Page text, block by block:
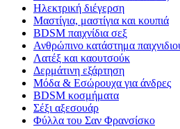
Ηλεκτρική διέγερση
Μαστίγια, μαστίγια και κουπιά
BDSM παιχνίδια σεξ
Ανθρώπινο κατάστημα
Λατέξ και καουτσούκ
Δερμάτινη εξάρτηση
Μόδα & Εσώρουχα για άνδρες
BDSM κοσμήματα
Σέξι αξεσουάρ
Φύλλα του Σαν Φρανσίσκο